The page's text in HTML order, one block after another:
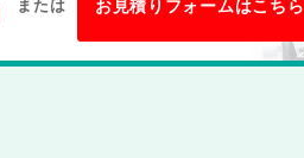
または お見積りフォームはこちら